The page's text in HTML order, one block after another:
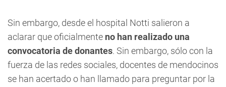
Sin embargo, desde el hospital Notti salieron a
aclarar que oficialmente no han realizado una
convocatoria de donantes. Sin embargo, sólo con la
fuerza de las redes sociales, docentes de mendocinos
se han acertado o han llamado para preguntar por la